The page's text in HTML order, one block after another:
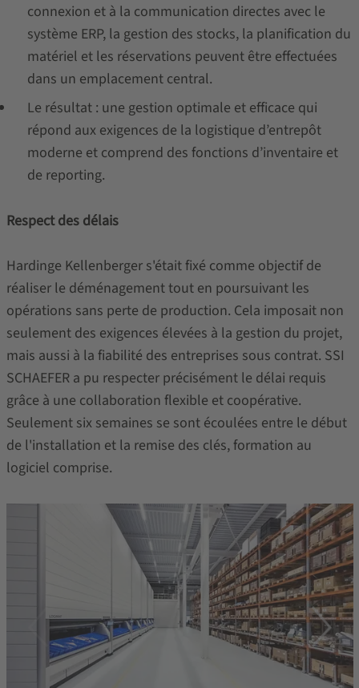
connexion et à la communication directes avec le
système ERP, la gestion des stocks, la planification du
matériel et les réservations peuvent être effectuées
dans un emplacement central.
Le résultat : une gestion optimale et efficace qui
répond aux exigences de la logistique d’entrepôt
moderne et comprend des fonctions d’inventaire et
de reporting.
Respect des délais
Hardinge Kellenberger s'était fixé comme objectif de
réaliser le déménagement tout en poursuivant les
opérations sans perte de production. Cela imposait non
seulement des exigences élevées à la gestion du projet,
mais aussi à la fiabilité des entreprises sous contrat. SSI
SCHAEFER a pu respecter précisément le délai requis
grâce à une collaboration flexible et coopérative.
Seulement six semaines se sont écoulées entre le début
de l'installation et la remise des clés, formation au
logiciel comprise.